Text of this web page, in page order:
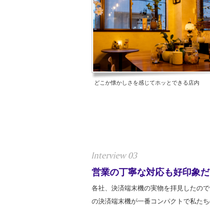
どこか懐かしさを感じてホッとできる店内
営業の丁寧な対応も好印象
各社、決済端末機の実物を拝見したの
の決済端末機が一番コンパクトで私た